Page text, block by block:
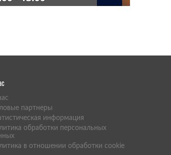
партнеры
информация
обработки персональных
в отношении обработки cookie